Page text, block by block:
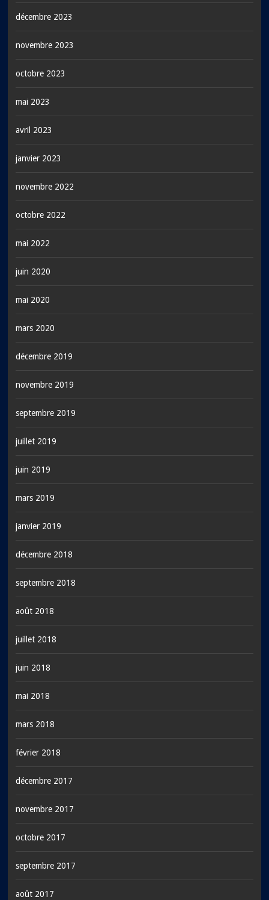
décembre 2023
novembre 2023
octobre 2023
mai 2023
avril 2023
janvier 2023
novembre 2022
octobre 2022
mai 2022
juin 2020
mai 2020
mars 2020
décembre 2019
novembre 2019
septembre 2019
juillet 2019
juin 2019
mars 2019
janvier 2019
décembre 2018
septembre 2018
août 2018
juillet 2018
juin 2018
mai 2018
mars 2018
février 2018
décembre 2017
novembre 2017
octobre 2017
septembre 2017
août 2017